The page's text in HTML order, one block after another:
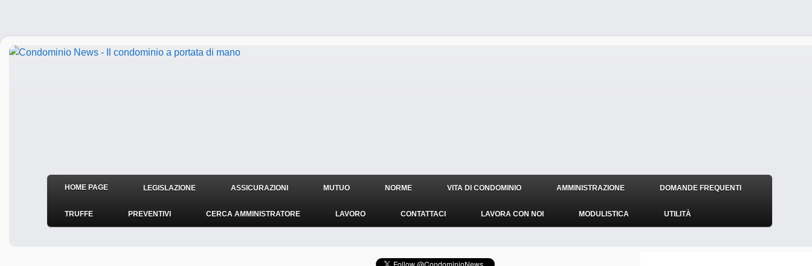
HOME PAGE LEGISLAZIONE ASSICURAZIONI MUTUO NORME VITA DI CONDOMINIO AMMINISTRAZIONE DOMANDE FREQUENTI
TRUFFE PREVENTIVI CERCA AMMINISTRATORE LAVORO CONTATTACI LAVORA CON NOI MODULISTICA UTILITÀ